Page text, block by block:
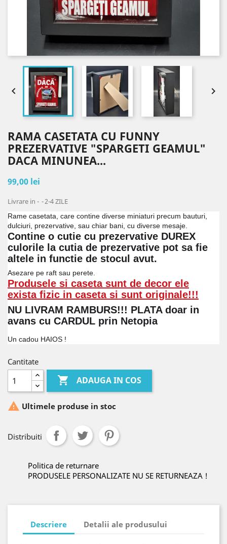
 
RAMA CASETATA CU FUNNY
PREZERVATIVE "SPARGETI GEAMUL"
DACA MINUNEA...
99,00 lei
Livrare in - 2-4 ZILE
Rame casetata, care contine diverse miniaturi precum bauturi,
dulciuri, prezervative, sau chiar bani, cu diverse mesaje.
Contine o cutie cu prezervative DUREX
culorile la cutia de prezervative pot sa fie
altele in functie de stocul avut.
Asezare pe raft sau perete.
Produsele si caseta sunt de decor ele
exista fizic in caseta si sunt originale!!!
NU LIVRAM RAMBURS!!! PLATA doar in
avans cu CARDUL prin Netopia
Un cadou HAIOS !
Cantitate
 ADAUGA IN COS
 Ultimele produse in stoc
Distribuiti
Politica de returnare
PRODUSELE PERSONALIZATE NU SE RETURNEAZA !
Descriere Detalii ale produsului